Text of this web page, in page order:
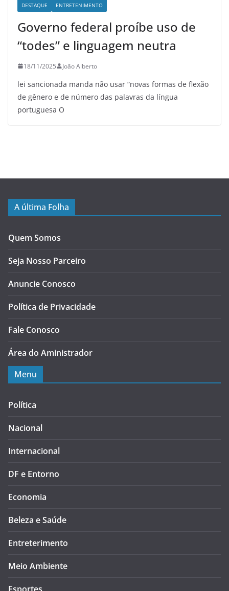
DESTAQUE ENTRETENIMENTO
Governo federal proíbe uso de
“todes” e linguagem neutra
18/11/2025 João Alberto
lei sancionada manda não usar “novas formas de flexão
de gênero e de número das palavras da língua
portuguesa O
A última Folha
Quem Somos
Seja Nosso Parceiro
Anuncie Conosco
Política de Privacidade
Fale Conosco
Área do Aministrador
Menu
Política
Nacional
Internacional
DF e Entorno
Economia
Beleza e Saúde
Entreterimento
Meio Ambiente